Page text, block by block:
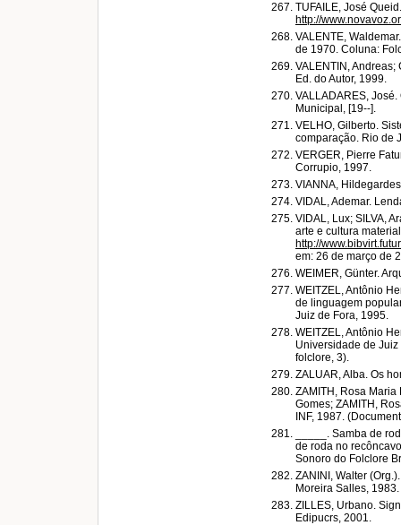
TUFAILE, José
http://
VALENTE,
de 1970. Coluna:
VALENTIN,
Ed. do Autor, 1999.
VALLADARES,
Municipal, [19--].
VELHO, Gilberto.
comparação. Rio de
VERGER, Pierre
Corrupio, 1997.
VIANNA,
VIDAL, Ademar.
VIDAL, Lux; SILVA,
arte e cultura
http://
em: 26 de março de
WEIMER, Günter.
WEITZEL, Antônio
de linguagem
Juiz de Fora, 1995.
WEITZEL, Antônio
Universidade de
folclore, 3).
ZALUAR, Alba. Os
ZAMITH, Rosa
Gomes; ZAMITH,
INF, 1987.
_____. Samba de
de roda no
Sonoro do Folclore
ZANINI, Walter
Moreira Salles, 1983.
ZILLES, Urbano.
Edipucrs, 2001.